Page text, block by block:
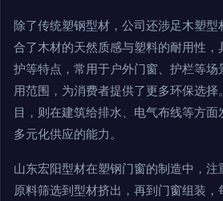
除了传统塑钢型材，公司还涉足木塑
合了木材的天然质感与塑料的耐用性，
护等特点，常用于户外门窗、护栏等场
用范围，为消费者提供了更多环保选
目，则在建筑给排水、电气布线等方
多元化供应的能力。
山东宏阳型材在塑钢门窗的制造中，
原料筛选到型材挤出，再到门窗组装